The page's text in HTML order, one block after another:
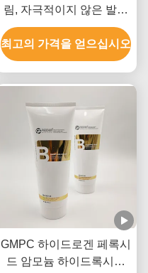
림, 자극적이지 않은 발백
머리 크림
최고의 가격을 얻으십시오
GMPC 하이드로겐 페록시
드 암모늄 하이드록시드